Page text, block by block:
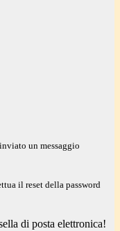
un messaggio
il reset della password
di posta elettronica!